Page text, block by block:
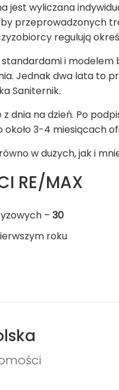
jest wyliczana
przeprowadzonych
regulują
standardami i
Jednak dwa lata to
Saniternik.
dnia na dzień. Po
około 3-4 miesiącach
w dużych, jak i
RE/MAX
– 30
roku